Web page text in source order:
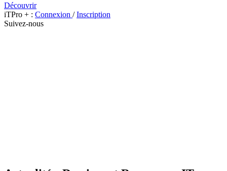
Découvrir
iTPro + : Connexion /Inscription
Suivez-nous